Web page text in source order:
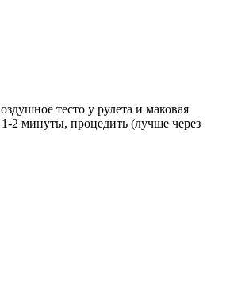
тесто у рулета и маковая
2 минуты, процедить (лучше через